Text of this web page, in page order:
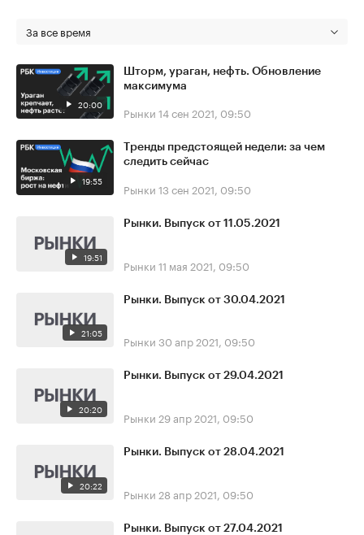
За все время
20:00
Шторм, ураган, нефть. Обновление
максимума
Рынки 14 сен 2021, 09:50
19:55
Тренды предстоящей недели: за чем
следить сейчас
Рынки 13 сен 2021, 09:50
19:51
Рынки. Выпуск от 11.05.2021
Рынки 11 мая 2021, 09:50
21:05
Рынки. Выпуск от 30.04.2021
Рынки 30 апр 2021, 09:50
20:20
Рынки. Выпуск от 29.04.2021
Рынки 29 апр 2021, 09:50
20:22
Рынки. Выпуск от 28.04.2021
Рынки 28 апр 2021, 09:50
Рынки. Выпуск от 27.04.2021